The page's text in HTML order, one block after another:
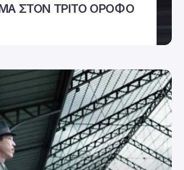
ΣΤΟΝ ΤΡΙΤΟ ΟΡΟΦΟ